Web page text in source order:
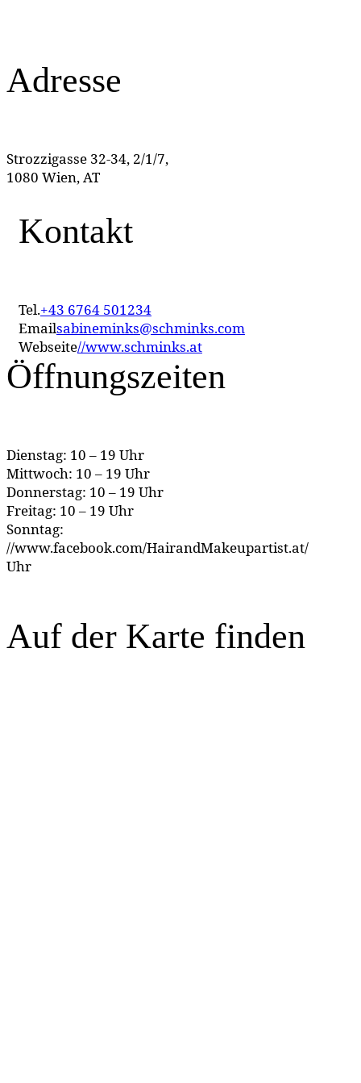
Adresse
Strozzigasse 32-34, 2/1/7,
1080 Wien, AT
Kontakt
Tel.+43 6764 501234
Emailsabineminks@schminks.com
Webseite//www.schminks.at
Öffnungszeiten
Dienstag: 10 – 19 Uhr
Mittwoch: 10 – 19 Uhr
Donnerstag: 10 – 19 Uhr
Freitag: 10 – 19 Uhr
Sonntag:
//www.facebook.com/HairandMakeupartist.at/
Uhr
Auf der Karte finden